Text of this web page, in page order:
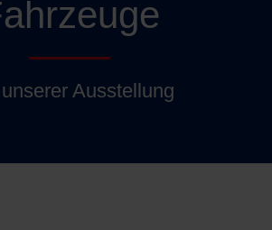
Ausstellung